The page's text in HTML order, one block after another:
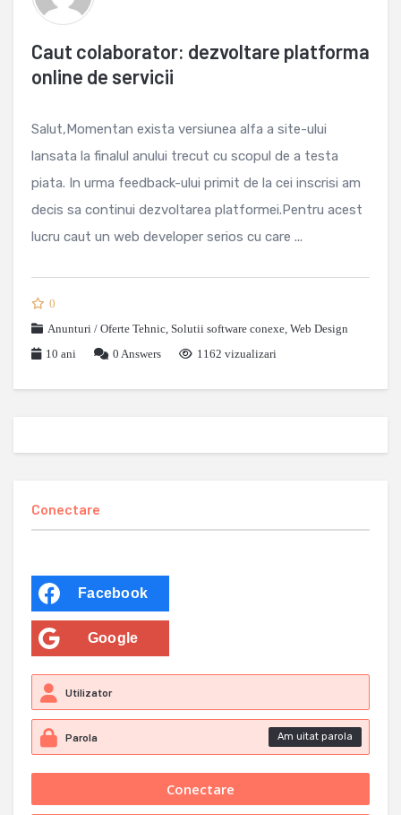
Caut colaborator: dezvoltare platforma
online de servicii
Salut,Momentan exista versiunea alfa a site-ului
lansata la finalul anului trecut cu scopul de a testa
piata. In urma feedback-ului primit de la cei inscrisi am
decis sa continui dezvoltarea platformei.Pentru acest
lucru caut un web developer serios cu care ...
0
Anunturi / Oferte Tehnic, Solutii software conexe, Web Design
10 ani
0 Answers 1162 vizualizari
Conectare
Facebook
Google
Am uitat parola